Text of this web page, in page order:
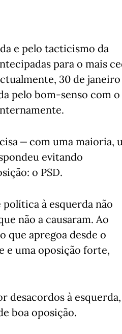
e pelo tacticismo da
para o mais
30 de janeiro
pelo bom-senso com o
‒ com uma maioria,
evitando
o PSD.
à esquerda não
não a causaram. Ao
que apregoa desde o
e uma oposição forte,
desacordos à esquerda,
boa oposição.